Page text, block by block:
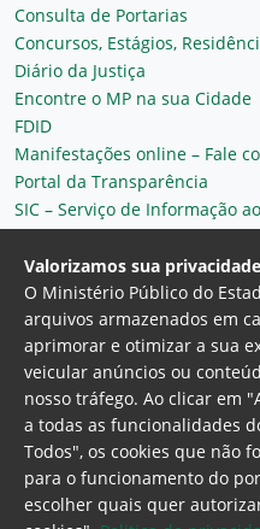
Consulta de Portarias
Concursos, Estágios,
Diário da Justiça
Encontre o MP na sua Cidade
FDID
Manifestações online – Fale
Portal da Transparência
SIC – Serviço de Informação
Plantão MP do Ceará
Secretaria Geral
Ministério
Valorizamos sua privacidade
O Ministério Público do
arquivos armazenados em
aprimorar e otimizar a sua
veicular anúncios ou
nosso tráfego. Ao clicar em
a todas as funcionalidades
Todos", os cookies que não
para o funcionamento do
escolher quais quer